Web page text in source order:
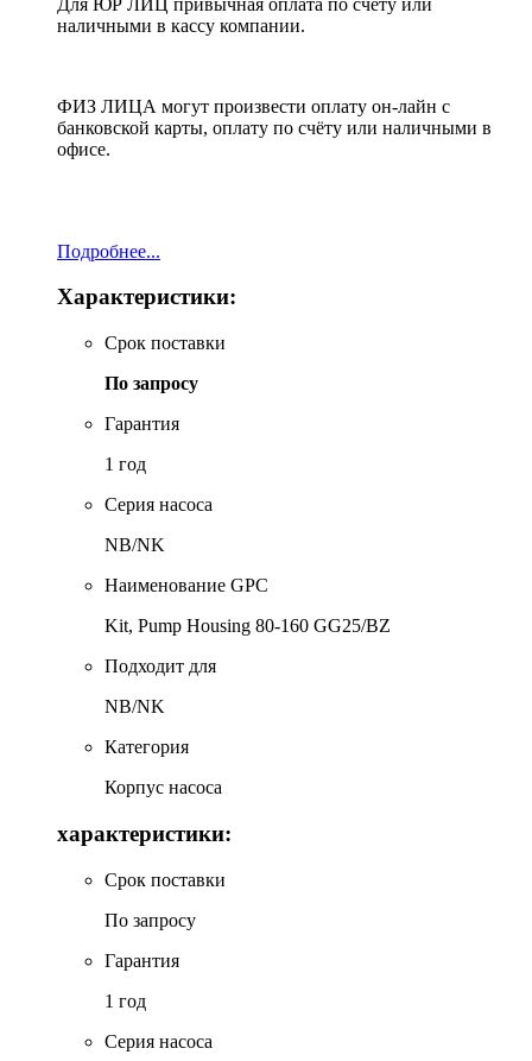
наличными в кассу компании.
ФИЗ ЛИЦА могут произвести оплату он-лайн с
банковской карты, оплату по счёту или наличными в
офисе.
Подробнее...
Характеристики:
Срок поставки
По запросу
Гарантия
1 год
Серия насоса
NB/NK
Наименование GPC
Kit, Pump Housing 80-160 GG25/BZ
Подходит для
NB/NK
Категория
Корпус насоса
характеристики:
Срок поставки
По запросу
Гарантия
1 год
Серия насоса